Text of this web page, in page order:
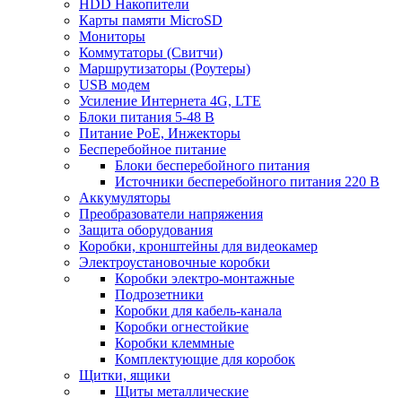
HDD Накопители
Карты памяти MicroSD
Мониторы
Коммутаторы (Свитчи)
Маршрутизаторы (Роутеры)
USB модем
Усиление Интернета 4G, LTE
Блоки питания 5-48 В
Питание PoE, Инжекторы
Бесперебойное питание
Блоки бесперебойного питания
Источники бесперебойного питания 220 В
Аккумуляторы
Преобразователи напряжения
Защита оборудования
Коробки, кронштейны для видеокамер
Электроустановочные коробки
Коробки электро-монтажные
Подрозетники
Коробки для кабель-канала
Коробки огнестойкие
Коробки клеммные
Комплектующие для коробок
Щитки, ящики
Щиты металлические